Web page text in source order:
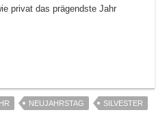
privat das prägendste Jahr
NEUJAHRSTAG SILVESTER